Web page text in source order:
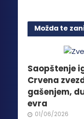
više
Opcije
biti
na
Možda te
Saopštenje
Crvena
gašenjem,
evra
01/06/2026